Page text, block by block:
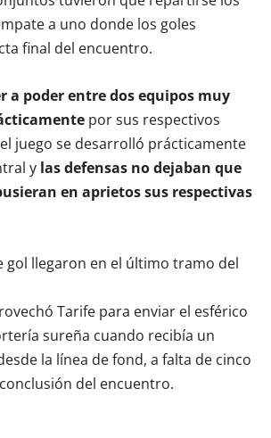
a uno donde los goles
final del encuentro.
a poder entre dos equipos muy
por sus respectivos
juego se desarrolló prácticamente
y las defensas no dejaban que
en aprietos sus respectivas
gol llegaron en el último tramo del
Tarife para enviar el esférico
sureña cuando recibía un
la línea de fond, a falta de cinco
del encuentro.